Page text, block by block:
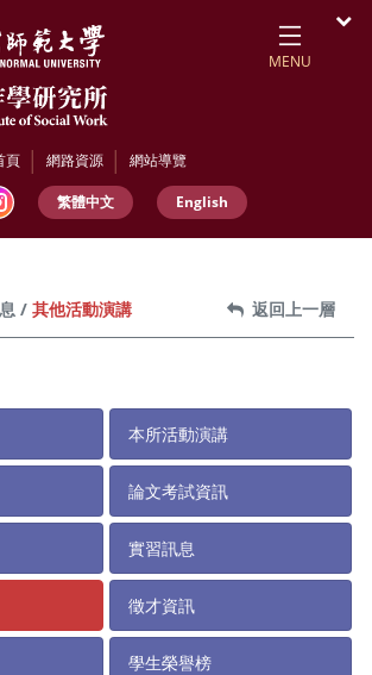
MENU
頁 網路資源 網站導覽
繁體中文 English
其他活動演講 返回上一層
本所活動演講
論文考試資訊
實習訊息
徵才資訊
學生榮譽榜